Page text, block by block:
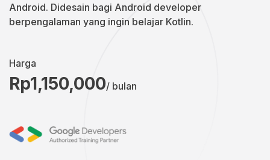
Android. Didesain bagi Android developer
berpengalaman yang ingin belajar Kotlin.
Harga
Rp1,150,000/ bulan